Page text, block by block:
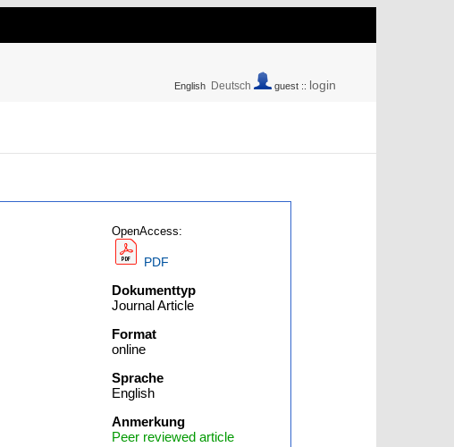
English Deutsch guest :: login
OpenAccess:
PDF
Dokumenttyp
Journal Article
Format
online
Sprache
English
Anmerkung
Peer reviewed article